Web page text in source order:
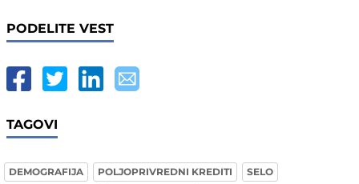
PODELITE VEST
TAGOVI
DEMOGRAFIJA POLJOPRIVREDNI KREDITI
SELO